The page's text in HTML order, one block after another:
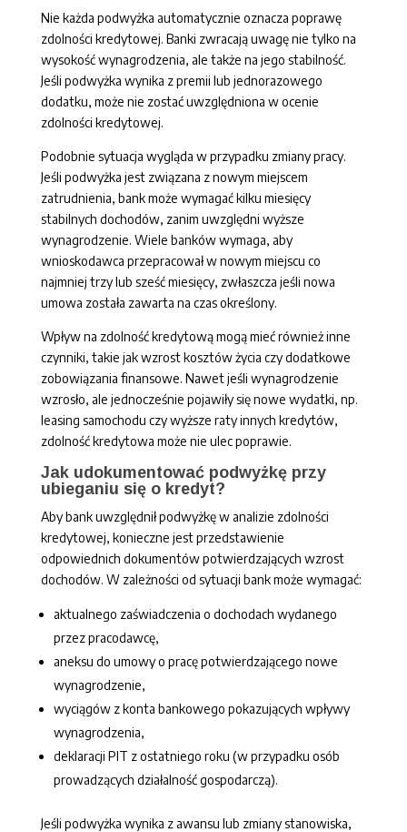
Nie każda podwyżka automatycznie oznacza poprawę
zdolności kredytowej. Banki zwracają uwagę nie tylko na
wysokość wynagrodzenia, ale także na jego stabilność.
Jeśli podwyżka wynika z premii lub jednorazowego
dodatku, może nie zostać uwzględniona w ocenie
zdolności kredytowej.
Podobnie sytuacja wygląda w przypadku zmiany pracy.
Jeśli podwyżka jest związana z nowym miejscem
zatrudnienia, bank może wymagać kilku miesięcy
stabilnych dochodów, zanim uwzględni wyższe
wynagrodzenie. Wiele banków wymaga, aby
wnioskodawca przepracował w nowym miejscu co
najmniej trzy lub sześć miesięcy, zwłaszcza jeśli nowa
umowa została zawarta na czas określony.
Wpływ na zdolność kredytową mogą mieć również inne
czynniki, takie jak wzrost kosztów życia czy dodatkowe
zobowiązania finansowe. Nawet jeśli wynagrodzenie
wzrosło, ale jednocześnie pojawiły się nowe wydatki, np.
leasing samochodu czy wyższe raty innych kredytów,
zdolność kredytowa może nie ulec poprawie.
Jak udokumentować podwyżkę przy
ubieganiu się o kredyt?
Aby bank uwzględnił podwyżkę w analizie zdolności
kredytowej, konieczne jest przedstawienie
odpowiednich dokumentów potwierdzających wzrost
dochodów. W zależności od sytuacji bank może wymagać:
aktualnego zaświadczenia o dochodach wydanego
przez pracodawcę,
aneksu do umowy o pracę potwierdzającego nowe
wynagrodzenie,
wyciągów z konta bankowego pokazujących wpływy
wynagrodzenia,
deklaracji PIT z ostatniego roku (w przypadku osób
prowadzących działalność gospodarczą).
Jeśli podwyżka wynika z awansu lub zmiany stanowiska,